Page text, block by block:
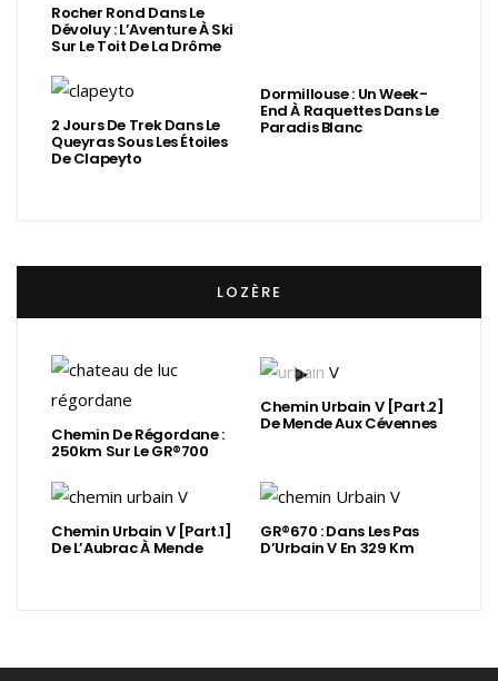
Rocher Rond Dans Le
Dévoluy : L’Aventure À Ski
Sur Le Toit De La Drôme
2 Jours De Trek Dans Le
Queyras Sous Les Étoiles
De Clapeyto
Dormillouse : Un Week-
End À Raquettes Dans Le
Paradis Blanc
LOZÈRE
Chemin De Régordane :
250km Sur Le GR®700
Chemin Urbain V [Part.2]
De Mende Aux Cévennes
Chemin Urbain V [Part.1]
De L’Aubrac À Mende
GR®670 : Dans Les Pas
D’Urbain V En 329 Km